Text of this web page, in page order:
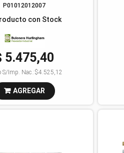
P01012012007
con Stock
5.475,40
S/Imp. Nac.:$4.525,12
AGREGAR